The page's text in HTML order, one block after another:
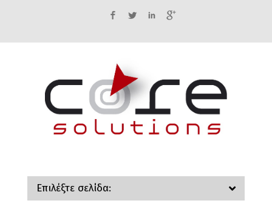
FacebookTwitterLinkedIn
Επιλέξτε σελίδα: